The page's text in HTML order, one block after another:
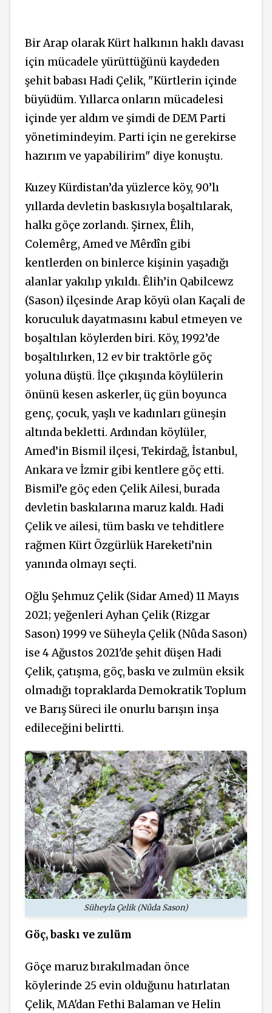
Bir Arap olarak Kürt halkının haklı davası
için mücadele yürüttüğünü kaydeden
şehit babası Hadi Çelik, "Kürtlerin içinde
büyüdüm. Yıllarca onların mücadelesi
içinde yer aldım ve şimdi de DEM Parti
yönetimindeyim. Parti için ne gerekirse
hazırım ve yapabilirim" diye konuştu.
Kuzey Kürdistan’da yüzlerce köy, 90’lı
yıllarda devletin baskısıyla boşaltılarak,
halkı göçe zorlandı. Şirnex, Êlih,
Colemêrg, Amed ve Mêrdîn gibi
kentlerden on binlerce kişinin yaşadığı
alanlar yakılıp yıkıldı. Êlih’in Qabilcewz
(Sason) ilçesinde Arap köyü olan Kaçali de
koruculuk dayatmasını kabul etmeyen ve
boşaltılan köylerden biri. Köy, 1992’de
boşaltılırken, 12 ev bir traktörle göç
yoluna düştü. İlçe çıkışında köylülerin
önünü kesen askerler, üç gün boyunca
genç, çocuk, yaşlı ve kadınları güneşin
altında bekletti. Ardından köylüler,
Amed’in Bismil ilçesi, Tekirdağ, İstanbul,
Ankara ve İzmir gibi kentlere göç etti.
Bismil’e göç eden Çelik Ailesi, burada
devletin baskılarına maruz kaldı. Hadi
Çelik ve ailesi, tüm baskı ve tehditlere
rağmen Kürt Özgürlük Hareketi’nin
yanında olmayı seçti.
Oğlu Şehmuz Çelik (Sidar Amed) 11 Mayıs
2021; yeğenleri Ayhan Çelik (Rizgar
Sason) 1999 ve Süheyla Çelik (Nûda Sason)
ise 4 Ağustos 2021'de şehit düşen Hadi
Çelik, çatışma, göç, baskı ve zulmün eksik
olmadığı topraklarda Demokratik Toplum
ve Barış Süreci ile onurlu barışın inşa
edileceğini belirtti.
Süheyla Çelik (Nûda Sason)
Göç, baskı ve zulüm
Göçe maruz bırakılmadan önce
köylerinde 25 evin olduğunu hatırlatan
Çelik, MA'dan Fethi Balaman ve Helin